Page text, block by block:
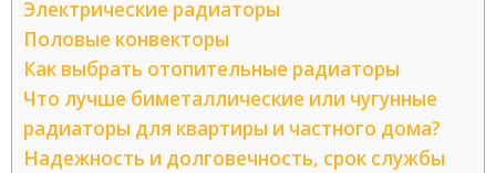
Электрические радиаторы
Половые конвекторы
Как выбрать отопительные радиаторы
Что лучше биметаллические или чугунные
радиаторы для квартиры и частного дома?
Надежность и долговечность, срок службы